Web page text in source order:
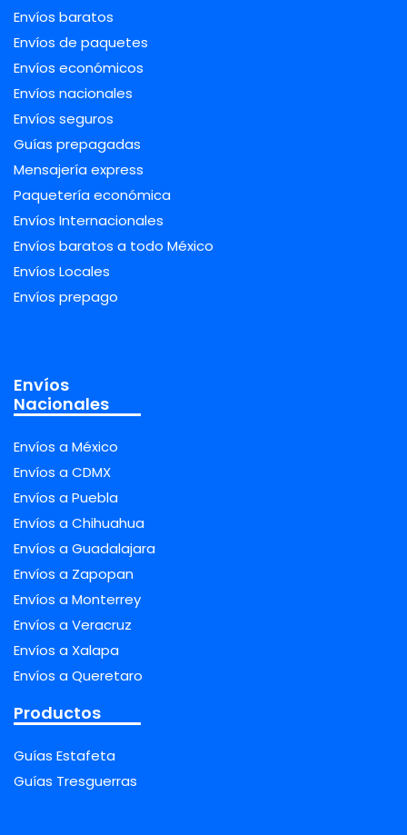
Envíos baratos
Envíos de paquetes
Envíos económicos
Envíos nacionales
Envíos seguros
Guías prepagadas
Mensajería express
Paquetería económica
Envíos Internacionales
Envíos baratos a todo México
Envíos Locales
Envíos prepago
Envíos
Nacionales
Envíos a México
Envíos a CDMX
Envíos a Puebla
Envíos a Chihuahua
Envíos a Guadalajara
Envíos a Zapopan
Envíos a Monterrey
Envíos a Veracruz
Envíos a Xalapa
Envíos a Queretaro
Productos
Guías Estafeta
Guías Tresguerras